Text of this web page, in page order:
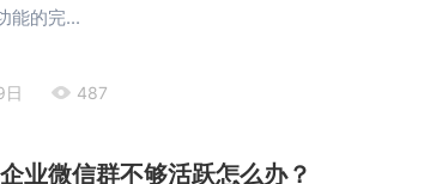
能的完...
日 487
业微信群不够活跃怎么办？